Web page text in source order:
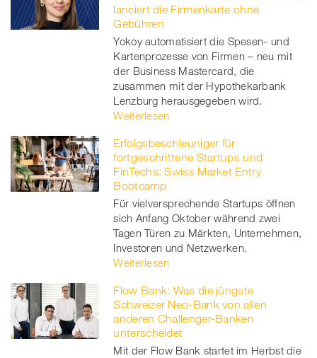
lanciert die Firmenkarte ohne
Gebühren
Yokoy automatisiert die Spesen- und
Kartenprozesse von Firmen – neu mit
der Business Mastercard, die
zusammen mit der Hypothekarbank
Lenzburg herausgegeben wird.
Weiterlesen
Erfolgsbeschleuniger für
fortgeschrittene Startups und
FinTechs: Swiss Market Entry
Bootcamp
Für vielversprechende Startups öffnen
sich Anfang Oktober während zwei
Tagen Türen zu Märkten, Unternehmen,
Investoren und Netzwerken.
Weiterlesen
Flow Bank: Was die jüngste
Schweizer Neo-Bank von allen
anderen Challenger-Banken
unterscheidet
Mit der Flow Bank startet im Herbst die